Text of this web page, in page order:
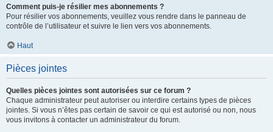
Comment puis-je résilier mes abonnements ?
Pour résilier vos abonnements, veuillez vous rendre dans le panneau de
contrôle de l’utilisateur et suivre le lien vers vos abonnements.
Haut
Pièces jointes
Quelles pièces jointes sont autorisées sur ce forum ?
Chaque administrateur peut autoriser ou interdire certains types de pièces
jointes. Si vous n’êtes pas certain de savoir ce qui est autorisé ou non, nous
vous invitons à contacter un administrateur du forum.